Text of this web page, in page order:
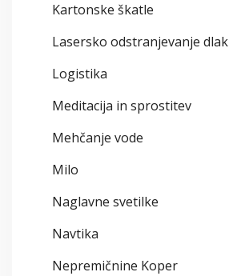
Kartonske škatle
Lasersko odstranjevanje dlak
Logistika
Meditacija in sprostitev
Mehčanje vode
Milo
Naglavne svetilke
Navtika
Nepremičnine Koper